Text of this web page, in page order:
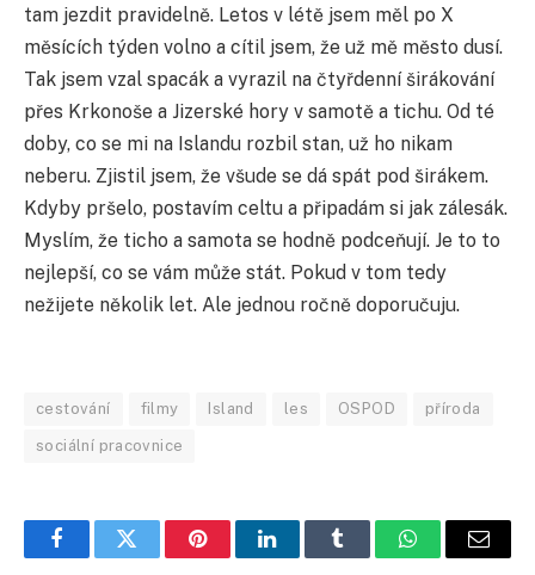
tam jezdit pravidelně. Letos v létě jsem měl po X
měsících týden volno a cítil jsem, že už mě město dusí.
Tak jsem vzal spacák a vyrazil na čtyřdenní širákování
přes Krkonoše a Jizerské hory v samotě a tichu. Od té
doby, co se mi na Islandu rozbil stan, už ho nikam
neberu. Zjistil jsem, že všude se dá spát pod širákem.
Kdyby pršelo, postavím celtu a připadám si jak zálesák.
Myslím, že ticho a samota se hodně podceňují. Je to to
nejlepší, co se vám může stát. Pokud v tom tedy
nežijete několik let. Ale jednou ročně doporučuju.
cestování filmy Island les OSPOD příroda
sociální pracovnice
FacebookTwitter PinterestLinkedInTumblr WhatsApp
E-